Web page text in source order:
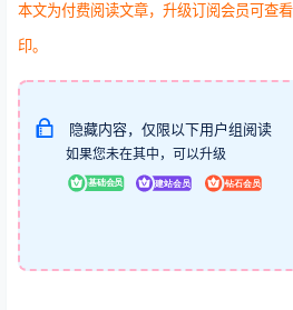
本文为付费阅读文章，升级订阅会员可查
印。
隐藏内容，仅限以下用户组阅读
如果您未在其中，可以升级